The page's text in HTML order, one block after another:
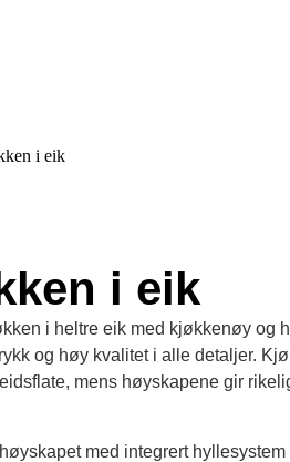
i eik
i eik
i heltre eik med kjøkkenøy og
og høy kvalitet i alle detaljer.
mens høyskapene gir
med integrert